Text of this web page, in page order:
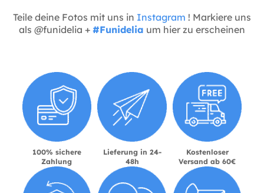
Teile deine Fotos mit uns in Instagram ! Markiere uns
als @funidelia + #Funidelia um hier zu erscheinen
100% sichere
Zahlung
Lieferung in 24-
48h
Kostenloser
Versand ab 60€